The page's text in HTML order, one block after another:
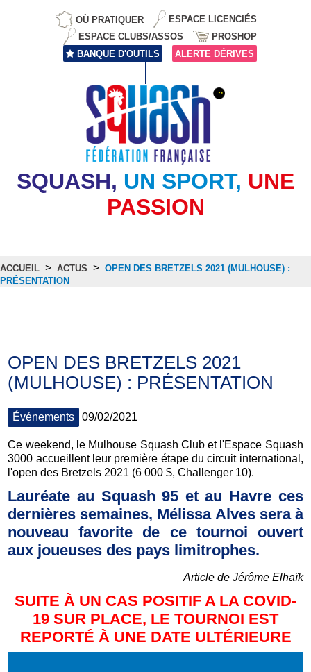
OÙ PRATIQUER
ESPACE LICENCIÉS
ESPACE CLUBS/ASSOS
PROSHOP
BANQUE D'OUTILS
ALERTE DÉRIVES
SQUASH, UN SPORT, UNE
PASSION
ACCUEIL > ACTUS > OPEN DES BRETZELS 2021 (MULHOUSE) :
PRÉSENTATION
OPEN DES BRETZELS 2021
(MULHOUSE) : PRÉSENTATION
Événements 09/02/2021
Ce weekend, le Mulhouse Squash Club et l'Espace Squash
3000 accueillent leur première étape du circuit international,
l'open des Bretzels 2021 (6 000 $, Challenger 10).
Lauréate au Squash 95 et au Havre ces
dernières semaines, Mélissa Alves sera à
nouveau favorite de ce tournoi ouvert
aux joueuses des pays limitrophes.
Article de Jérôme Elhaïk
SUITE À UN CAS POSITIF A LA COVID-
19 SUR PLACE, LE TOURNOI EST
REPORTÉ À UNE DATE ULTÉRIEURE